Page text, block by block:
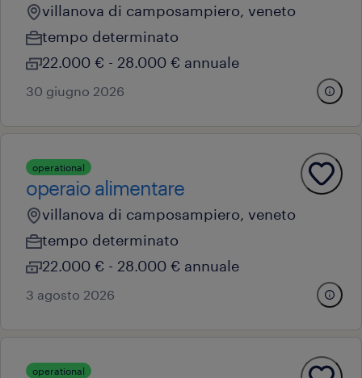
villanova di camposampiero, veneto
tempo determinato
22.000 € - 28.000 € annuale
30 giugno 2026
operational
operaio alimentare
villanova di camposampiero, veneto
tempo determinato
22.000 € - 28.000 € annuale
3 agosto 2026
operational